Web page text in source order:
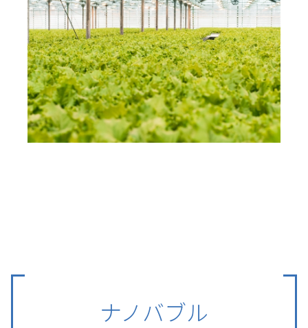
ナノバブル